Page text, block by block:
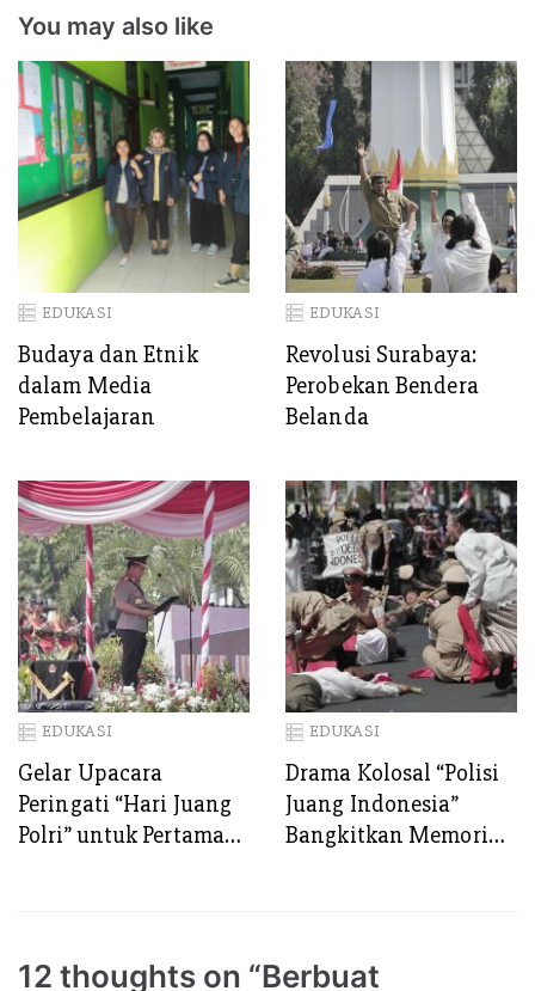
You may also like
EDUKASI
Budaya dan Etnik
dalam Media
Pembelajaran
EDUKASI
Revolusi Surabaya:
Perobekan Bendera
Belanda
EDUKASI
Gelar Upacara
Peringati “Hari Juang
Polri” untuk Pertama
EDUKASI
Drama Kolosal “Polisi
Juang Indonesia”
Bangkitkan Memori
12 thoughts on “Berbuat